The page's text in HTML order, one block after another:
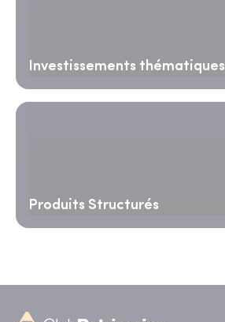
Investissements thématiques
Produits Structurés